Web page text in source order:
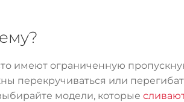
имеют ограниченную
перекручиваться или
модели, которые